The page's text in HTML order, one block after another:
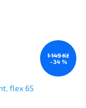
1 149 Kč
–34 %
flex 65